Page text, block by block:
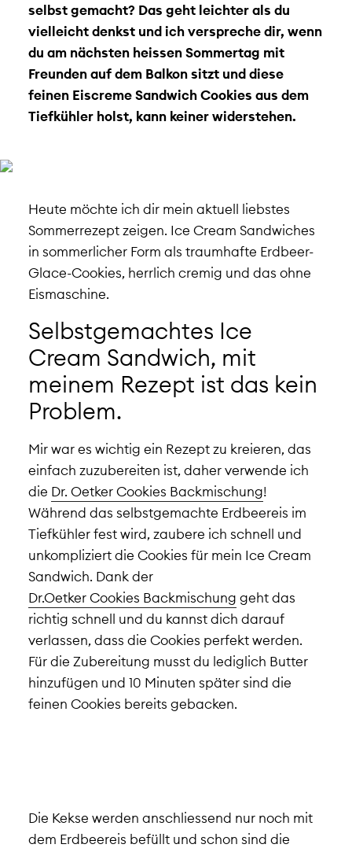
selbst gemacht? Das geht leichter als du
vielleicht denkst und ich verspreche dir, wenn
du am nächsten heissen Sommertag mit
Freunden auf dem Balkon sitzt und diese
feinen Eiscreme Sandwich Cookies aus dem
Tiefkühler holst, kann keiner widerstehen.
Heute möchte ich dir mein aktuell liebstes
Sommerrezept zeigen. Ice Cream Sandwiches
in sommerlicher Form als traumhafte Erdbeer-
Glace-Cookies, herrlich cremig und das ohne
Eismaschine.
Selbstgemachtes Ice
Cream Sandwich, mit
meinem Rezept ist das kein
Problem.
Mir war es wichtig ein Rezept zu kreieren, das
einfach zuzubereiten ist, daher verwende ich
die Dr. Oetker Cookies Backmischung!
Während das selbstgemachte Erdbeereis im
Tiefkühler fest wird, zaubere ich schnell und
unkompliziert die Cookies für mein Ice Cream
Sandwich. Dank der
Dr.Oetker Cookies Backmischung geht das
richtig schnell und du kannst dich darauf
verlassen, dass die Cookies perfekt werden.
Für die Zubereitung musst du lediglich Butter
hinzufügen und 10 Minuten später sind die
feinen Cookies bereits gebacken.
Die Kekse werden anschliessend nur noch mit
dem Erdbeereis befüllt und schon sind die